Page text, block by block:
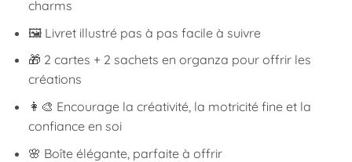
charms
🖼️ Livret illustré pas à pas facile à suivre
🎁 2 cartes + 2 sachets en organza pour offrir les
créations
👩‍🎨 Encourage la créativité, la motricité fine et la
confiance en soi
🌸 Boîte élégante, parfaite à offrir